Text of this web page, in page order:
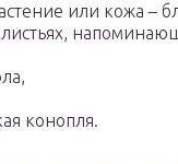
или кожа –
конопля.